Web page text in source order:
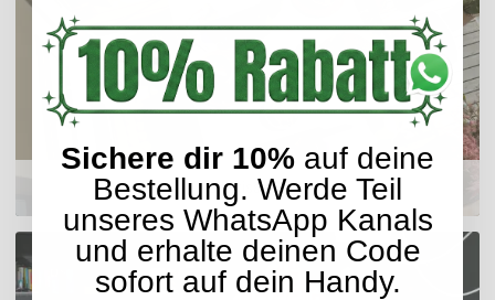
Sitzkissen
Sichere dir 10% auf deine
Bestellung. Werde Teil
unseres WhatsApp Kanals
und erhalte deinen Code
sofort auf dein Handy.